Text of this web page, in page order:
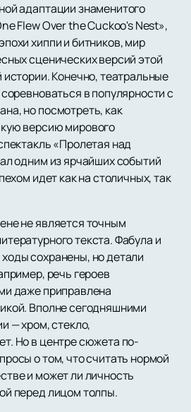
адаптации знаменитого
Flew Over the Cuckoo's Nest»,
хиппи и битников, мир
сценических версий этой
Конечно, театральные
в популярности с
но посмотреть, как
версию мирового
«Пролетая над
одним из ярчайших событий
идет как на столичных, так
не является точным
текста. Фабула и
сохранены, но детали
речь героев
даже приправлена
Вполне сегодняшними
— хром, стекло,
Но в центре сюжета по-
о том, что считать нормой
и может ли личность
перед лицом толпы.